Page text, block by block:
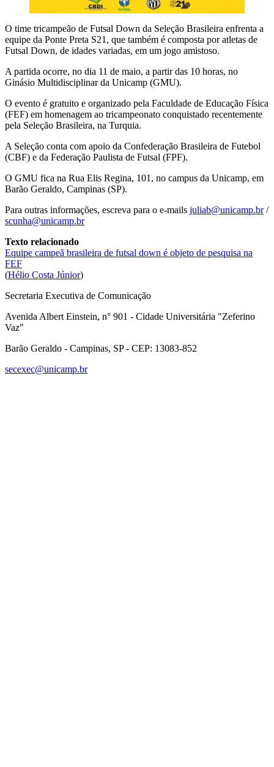
O time tricampeão de Futsal Down da Seleção Brasileira enfrenta a
equipe da Ponte Preta S21, que também é composta por atletas de
Futsal Down, de idades variadas, em um jogo amistoso.
A partida ocorre, no dia 11 de maio, a partir das 10 horas, no
Ginásio Multidisciplinar da Unicamp (GMU).
O evento é gratuito e organizado pela Faculdade de Educação Física
(FEF) em homenagem ao tricampeonato conquistado recentemente
pela Seleção Brasileira, na Turquia.
A Seleção conta com apoio da Confederação Brasileira de Futebol
(CBF) e da Federação Paulista de Futsal (FPF).
O GMU fica na Rua Elis Regina, 101, no campus da Unicamp, em
Barão Geraldo, Campinas (SP).
Para outras informações, escreva para o e-mails juliab@unicamp.br/
scunha@unicamp.br
Texto relacionado
Equipe campeã brasileira de futsal down é objeto de pesquisa na
FEF
(Hélio Costa Júnior)
Secretaria Executiva de Comunicação
Avenida Albert Einstein, n° 901 - Cidade Universitária "Zeferino
Vaz"
Barão Geraldo - Campinas, SP - CEP: 13083-852
secexec@unicamp.br